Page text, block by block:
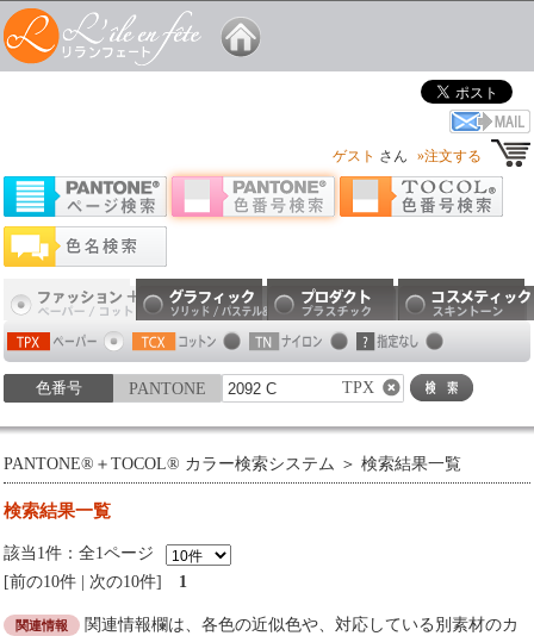
ゲスト さん »注文する
色番号 PANTONE TPX
PANTONE®＋TOCOL® カラー検索システム ＞ 検索結果一覧
検索結果一覧
該当1件：全1ページ
前の10件
次の10件 1
関連情報
関連情報欄は、各色の近似色や、対応している別素材のカ